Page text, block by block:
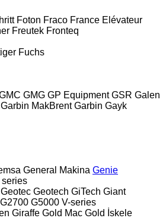
Foton Fraco France Elévateur
Freutek Fronteq
Fuchs
GMG GP Equipment GSR Galen
Garbin MakBrent Garbin Gayk
General Makina Genie
series
Geotec Geotech GiTech Giant
G2700 G5000 V-series
Giraffe Gold Mac Gold İskele